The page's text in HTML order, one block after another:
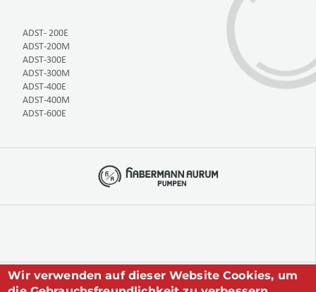
ADST- 200E
ADST-200M
ADST-300E
ADST-300M
ADST-400E
ADST-400M
ADST-600E
Wir verwenden auf dieser Website Cookies, um